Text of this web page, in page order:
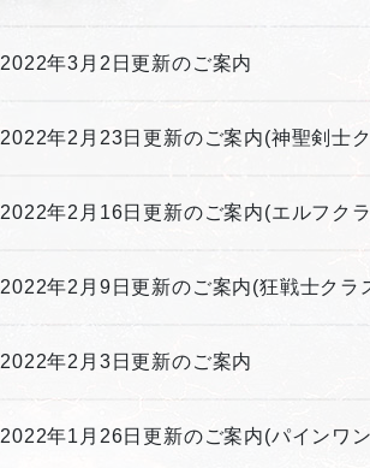
2022年3月2日更新のご案内
2022年2月23日更新のご案内(神聖剣士
2022年2月16日更新のご案内(エルフク
2022年2月9日更新のご案内(狂戦士クラ
2022年2月3日更新のご案内
2022年1月26日更新のご案内(パインワ